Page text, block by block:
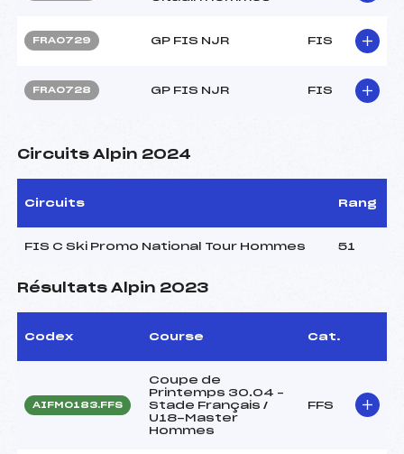
FRA0729 GP FIS NJR FIS
FRA0728 GP FIS NJR FIS
Circuits Alpin 2024
Circuits Rang
FIS C Ski Promo National Tour Hommes 51
Résultats Alpin 2023
Codex Course Cat.
AIFM0183.FFS
Coupe de
Printemps 30.04 –
Stade Français /
U18-Master
Hommes
FFS